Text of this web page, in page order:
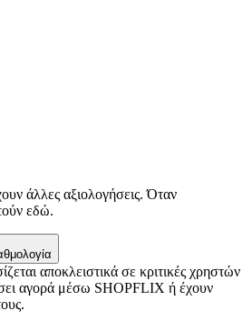
άλλες αξιολογήσεις. Όταν
εδώ.
αποκλειστικά σε κριτικές χρηστών
αγορά μέσω SHOPFLIX ή έχουν